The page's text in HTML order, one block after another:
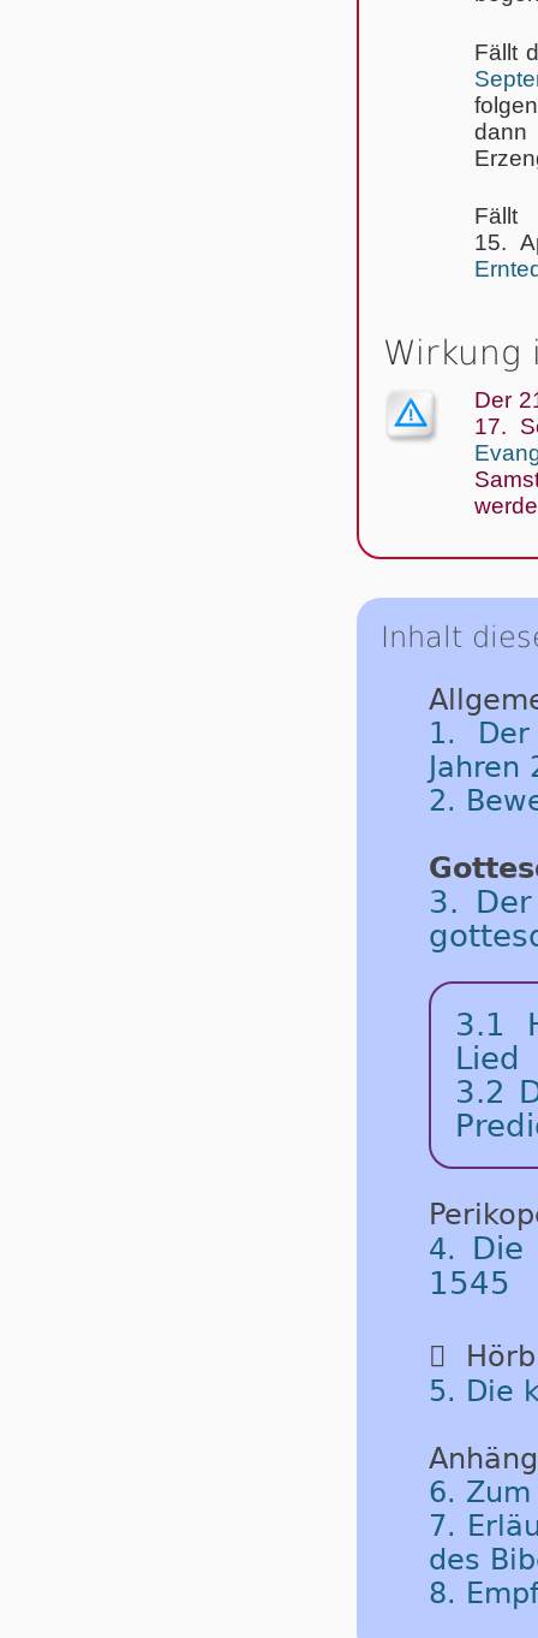
Fällt
Fällt
15.
Wirkung
Der
17.
Inhalt
1.
2.
3.
3.1
Lied
3.2
4. Die
1545

5. Die
6.
7.
des
8.